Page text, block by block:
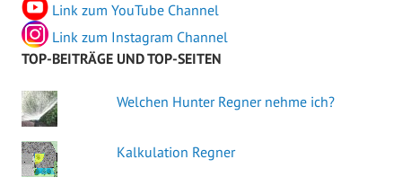
Link zum YouTube Channel
Link zum Instagram Channel
TOP-BEITRÄGE UND TOP-SEITEN
Welchen Hunter Regner nehme ich?
Kalkulation Regner